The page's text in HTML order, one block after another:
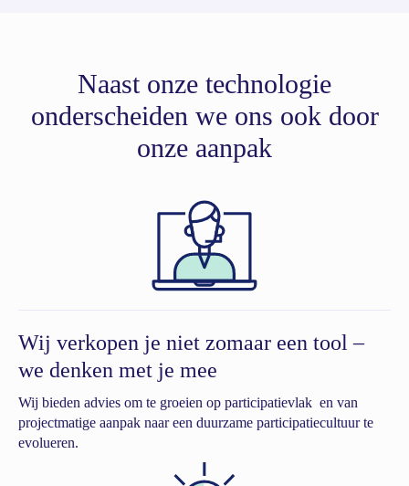
Naast onze technologie
onderscheiden we ons ook door
onze aanpak
Wij verkopen je niet zomaar een tool –
we denken met je mee
Wij bieden advies om te groeien op participatievlak en van
projectmatige aanpak naar een duurzame participatiecultuur te
evolueren.